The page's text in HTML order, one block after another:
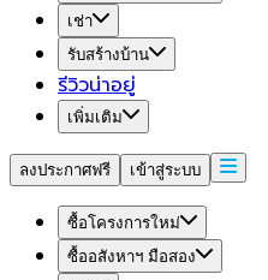
เช่า
รับสร้างบ้าน
รีวิวน่าอยู่
เพิ่มเติม
ลงประกาศฟรี เข้าสู่ระบบ
ซื้อโครงการใหม่
ซื้ออสังหาฯ มือสอง